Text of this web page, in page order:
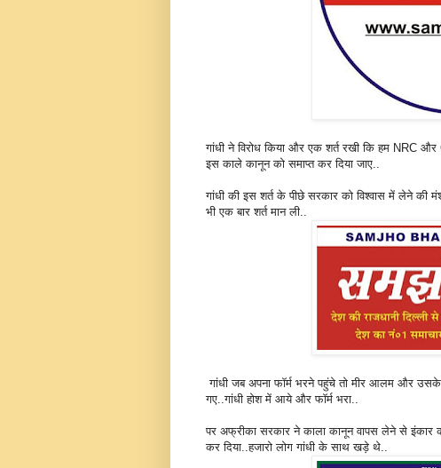
गांधी ने विरोध किया और एक शर्त रखी कि हम NRC और
इस काले कानून को समाप्त कर दिया जाए..
गांधी की इस शर्त के पीछे सरकार को विश्वास में लेने की
भी एक बार शर्त मान ली..
गांधी जब अपना फॉर्म भरने पहुंचे तो मीर आलम और उसके
गए..गांधी होश में आये और फॉर्म भरा..
पर अफ्रीका सरकार ने काला कानून वापस लेने से इंकार
कर दिया..हजारो लोग गांधी के साथ खड़े थे..